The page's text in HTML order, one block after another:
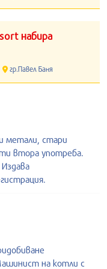
набира
гр.Павел Баня
метали, стари
втора употреба.
Издава
на котли с